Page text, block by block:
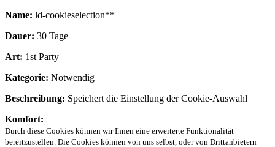
Name: ld-cookieselection**
Dauer: 30 Tage
Art: 1st Party
Kategorie: Notwendig
Beschreibung: Speichert die Einstellung der Cookie-Auswahl
Komfort:
Durch diese Cookies können wir Ihnen eine erweiterte Funktionalität
bereitzustellen. Die Cookies können von uns selbst, oder von Drittanbietern